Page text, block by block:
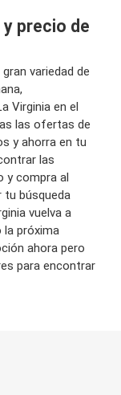
precio de
variedad de
Virginia en el
las ofertas de
y ahorra en tu
las
y compra al
tu búsqueda
vuelva a
próxima
ahora pero
para encontrar